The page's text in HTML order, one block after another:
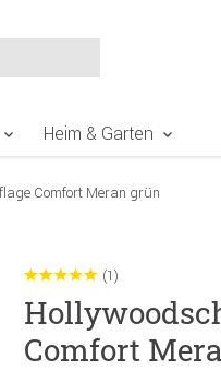
Heim & Garten
Comfort Meran grün
(1)
Comfort